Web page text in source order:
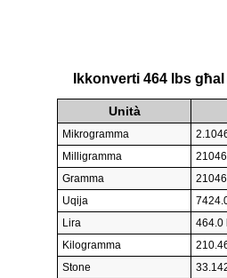
Ikkonverti 464 lbs
Unità
Mikrogramma
Milligramma
Gramma
Uqija
Lira
464.0
Kilogramma
Stone